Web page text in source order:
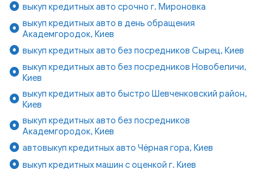
выкуп кредитных авто срочно г. Мироновка
выкуп кредитных авто в день обращения
Академгородок, Киев
выкуп кредитных авто без посредников Сырец, Киев
выкуп кредитных авто без посредников Новобеличи,
Киев
выкуп кредитных авто быстро Шевченковский район,
Киев
выкуп кредитных авто без посредников
Академгородок, Киев
автовыкуп кредитных авто Чёрная гора, Киев
выкуп кредитных машин с оценкой г. Киев